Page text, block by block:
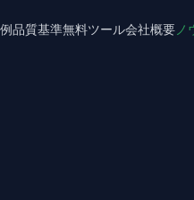
品質基準無料ツール会社概要ノ